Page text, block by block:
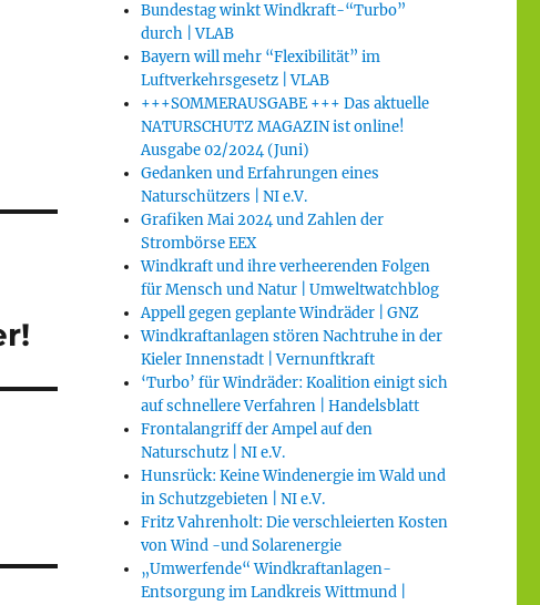
Bundestag winkt Windkraft-“Turbo”
durch | VLAB
Bayern will mehr “Flexibilität” im
Luftverkehrsgesetz | VLAB
+++SOMMERAUSGABE +++ Das aktuelle
NATURSCHUTZ MAGAZIN ist online!
Ausgabe 02/2024 (Juni)
Gedanken und Erfahrungen eines
Naturschützers | NI e.V.
Grafiken Mai 2024 und Zahlen der
Strombörse EEX
Windkraft und ihre verheerenden Folgen
für Mensch und Natur | Umweltwatchblog
Appell gegen geplante Windräder | GNZ
Windkraftanlagen stören Nachtruhe in der
Kieler Innenstadt | Vernunftkraft
‘Turbo’ für Windräder: Koalition einigt sich
auf schnellere Verfahren | Handelsblatt
Frontalangriff der Ampel auf den
Naturschutz | NI e.V.
Hunsrück: Keine Windenergie im Wald und
in Schutzgebieten | NI e.V.
Fritz Vahrenholt: Die verschleierten Kosten
von Wind -und Solarenergie
„Umwerfende“ Windkraftanlagen-
Entsorgung im Landkreis Wittmund |